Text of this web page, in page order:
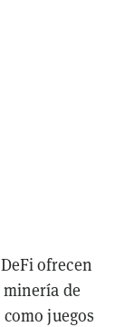
ofrecen
de
juegos